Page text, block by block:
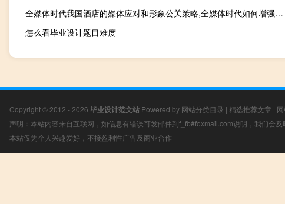
全媒体时代我国酒店的媒体应对和形象公关策略,全媒体时代如何增强地方政府的舆情应对能力
怎么看毕业设计题目难度
Copyright © 2012 - 2026 毕业设计范文站 Powered by 网站分类目录 | 精选推荐文章 |
声明：本站内容来自互联网，如信息有错误可发邮件到f_fb#foxmail.com说明，我们会及
本站仅为个人兴趣爱好，不接盈利性广告及商业合作